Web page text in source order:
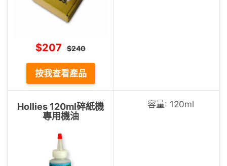
$207 $240
按我查看產品
Hollies 120ml碎紙機
專用機油
容量: 120ml